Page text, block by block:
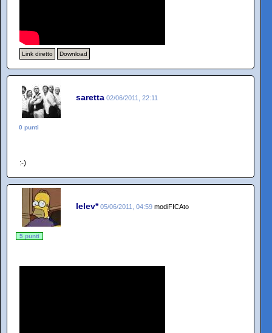
Link diretto Download
saretta 02/06/2011, 22:11
0 punti
:-)
lelev* 05/06/2011, 04:59 modiFICAto
5 punti